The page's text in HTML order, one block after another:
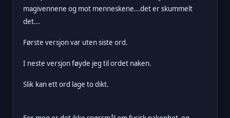
magivennene og mot menneskene...det er skummelt
det...
Første versjon var uten siste ord.
I neste versjon føyde jeg til ordet naken.
Slik kan ett ord lage to dikt.